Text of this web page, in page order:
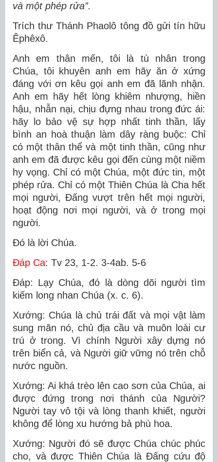
và một phép rửa”.
Trích thư Thánh Phaolô tông đồ gửi tín hữu
Êphêxô.
Anh em thân mến, tôi là tù nhân trong
Chúa, tôi khuyên anh em hãy ăn ở xứng
đáng với ơn kêu gọi anh em đã lãnh nhận.
Anh em hãy hết lòng khiêm nhượng, hiền
hậu, nhẫn nại, chịu đựng nhau trong đức ái:
hãy lo bảo vệ sự hợp nhất tinh thần, lấy
bình an hoà thuận làm dây ràng buộc: Chỉ
có một thân thể và một tinh thần, cũng như
anh em đã được kêu gọi đến cùng một niềm
hy vọng. Chỉ có một Chúa, một đức tin, một
phép rửa. Chỉ có một Thiên Chúa là Cha hết
mọi người, Ðấng vượt trên hết mọi người,
hoạt động nơi mọi người, và ở trong mọi
người.
Ðó là lời Chúa.
Ðáp Ca: Tv 23, 1-2. 3-4ab. 5-6
Ðáp: Lạy Chúa, đó là dòng dõi người tìm
kiếm long nhan Chúa (x. c. 6).
Xướng: Chúa là chủ trái đất và mọi vật làm
sung mãn nó, chủ địa cầu và muôn loài cư
trú ở trong. Vì chính Người xây dựng nó
trên biển cả, và Người giữ vững nó trên chỗ
nước nguồn.
Xướng: Ai khá trèo lên cao sơn của Chúa, ai
được đứng trong nơi thánh của Người?
Người tay vô tội và lòng thanh khiết, người
không để lòng xu hướng bả phù hoa.
Xướng: Người đó sẽ được Chúa chúc phúc
cho, và được Thiên Chúa là Ðấng cứu độ